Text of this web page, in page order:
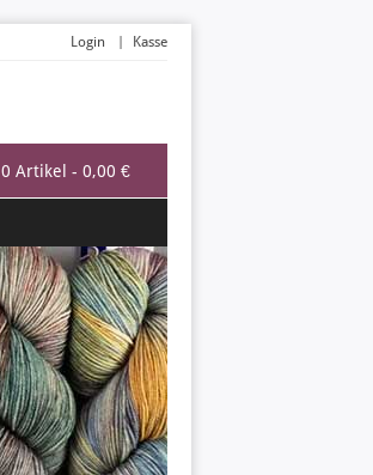
0 Artikel - 0,00 €
Login Kasse